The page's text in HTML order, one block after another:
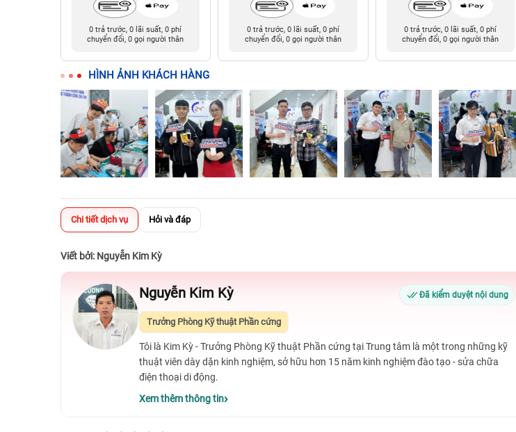
0 trả trước, 0 lãi suất, 0 phí
chuyển đổi, 0 gọi người thân
0 trả trước, 0 lãi suất, 0 phí
chuyển đổi, 0 gọi người thân
0 trả trước, 0 lãi suất, 0 phí
chuyển đổi, 0 gọi người thân
HÌNH ẢNH KHÁCH HÀNG
Chi tiết dịch vụ Hỏi và đáp
Viết bởi: Nguyễn Kim Kỳ
Nguyễn Kim Kỳ Đã kiểm duyệt nội dung
Trưởng Phòng Kỹ thuật Phần cứng
Tôi là Kim Kỳ - Trưởng Phòng Kỹ thuật Phần cứng tại Trung tâm là một trong những kỹ
thuật viên dày dặn kinh nghiệm, sở hữu hơn 15 năm kinh nghiệm đào tạo - sửa chữa
điện thoại di động.
Xem thêm thông tin